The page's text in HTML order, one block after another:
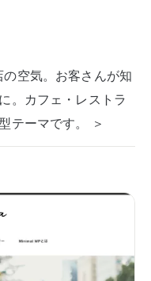
空気。お客さんが知
。カフェ・レストラ
テーマです。 ＞